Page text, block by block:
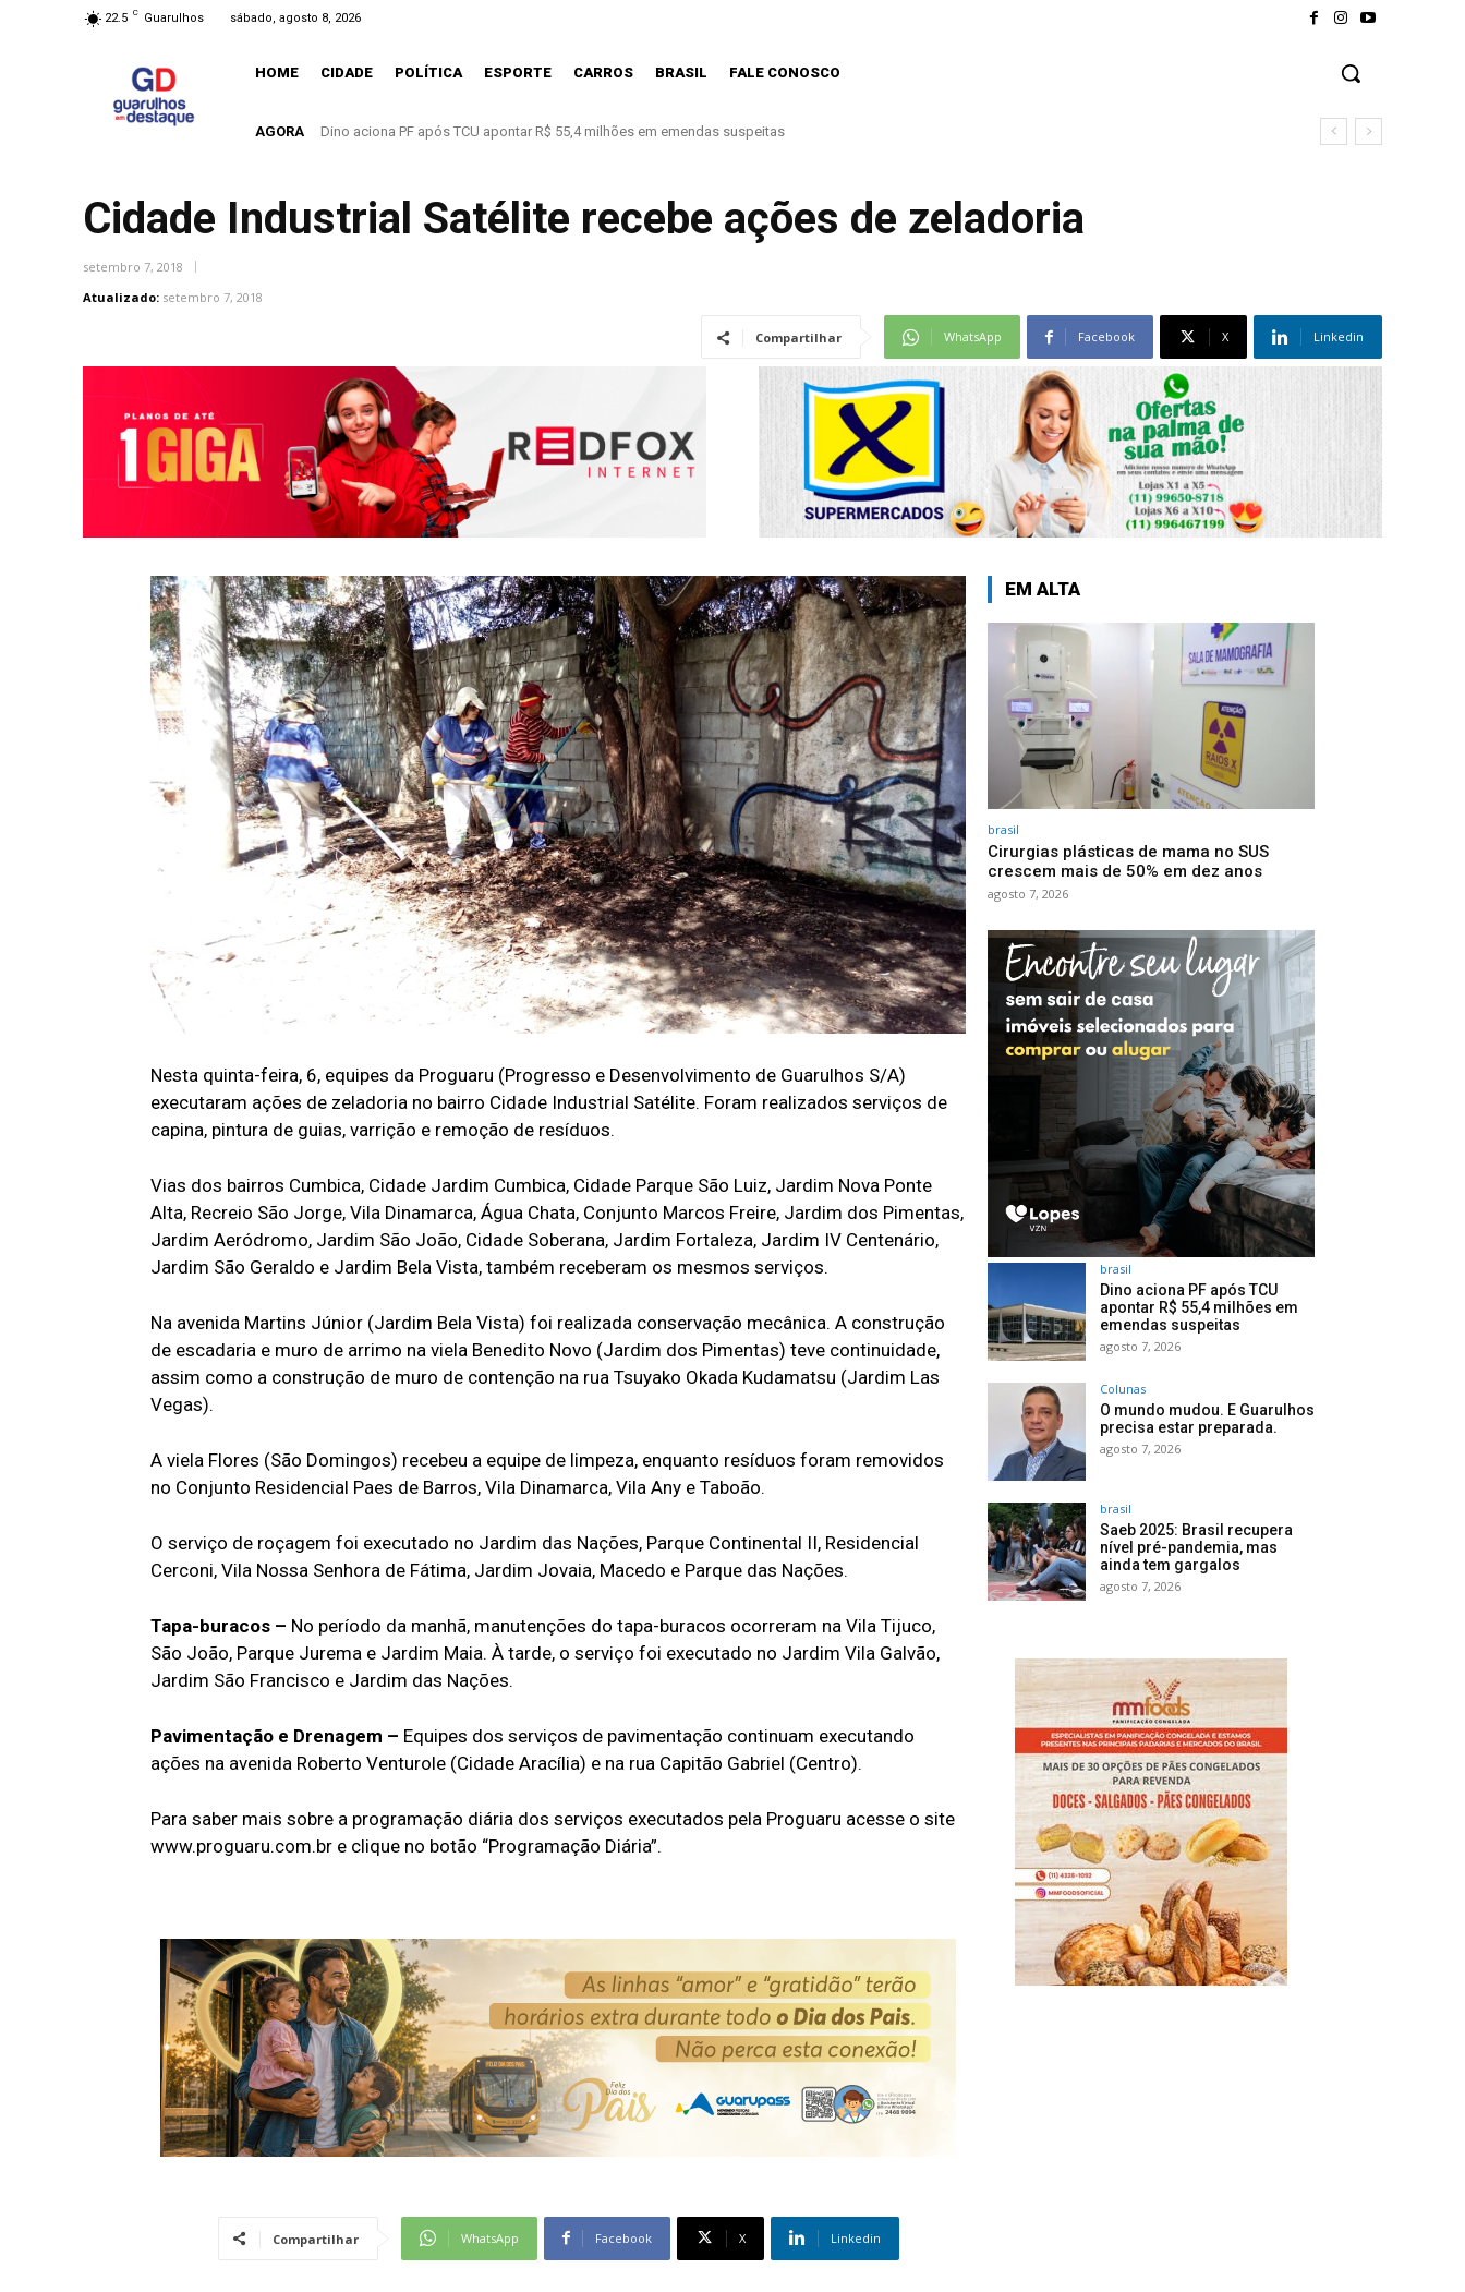
22.5 C Guarulhos sábado, agosto 8, 2026
HOME CIDADE POLÍTICA ESPORTE CARROS BRASIL FALE CONOSCO
AGORA O mundo mudou. E Guarulhos precisa estar preparada.
Cidade Industrial Satélite recebe ações de zeladoria
setembro 7, 2018
Atualizado: setembro 7, 2018
Compartilhar WhatsApp Facebook X Linkedin
Nesta quinta-feira, 6, equipes da Proguaru (Progresso e Desenvolvimento de Guarulhos S/A)
executaram ações de zeladoria no bairro Cidade Industrial Satélite. Foram realizados serviços de
capina, pintura de guias, varrição e remoção de resíduos.
Vias dos bairros Cumbica, Cidade Jardim Cumbica, Cidade Parque São Luiz, Jardim Nova Ponte
Alta, Recreio São Jorge, Vila Dinamarca, Água Chata, Conjunto Marcos Freire, Jardim dos Pimentas,
Jardim Aeródromo, Jardim São João, Cidade Soberana, Jardim Fortaleza, Jardim IV Centenário,
Jardim São Geraldo e Jardim Bela Vista, também receberam os mesmos serviços.
Na avenida Martins Júnior (Jardim Bela Vista) foi realizada conservação mecânica. A construção
de escadaria e muro de arrimo na viela Benedito Novo (Jardim dos Pimentas) teve continuidade,
assim como a construção de muro de contenção na rua Tsuyako Okada Kudamatsu (Jardim Las
Vegas).
A viela Flores (São Domingos) recebeu a equipe de limpeza, enquanto resíduos foram removidos
no Conjunto Residencial Paes de Barros, Vila Dinamarca, Vila Any e Taboão.
O serviço de roçagem foi executado no Jardim das Nações, Parque Continental II, Residencial
Cerconi, Vila Nossa Senhora de Fátima, Jardim Jovaia, Macedo e Parque das Nações.
Tapa-buracos – No período da manhã, manutenções do tapa-buracos ocorreram na Vila Tijuco,
São João, Parque Jurema e Jardim Maia. À tarde, o serviço foi executado no Jardim Vila Galvão,
Jardim São Francisco e Jardim das Nações.
Pavimentação e Drenagem – Equipes dos serviços de pavimentação continuam executando
ações na avenida Roberto Venturole (Cidade Aracília) e na rua Capitão Gabriel (Centro).
Para saber mais sobre a programação diária dos serviços executados pela Proguaru acesse o site
www.proguaru.com.br e clique no botão “Programação Diária”.
Compartilhar WhatsApp Facebook X Linkedin
EM ALTA
brasil
Cirurgias plásticas de mama no SUS
crescem mais de 50% em dez anos
agosto 7, 2026
brasil
Dino aciona PF após TCU
apontar R$ 55,4 milhões em
emendas suspeitas
agosto 7, 2026
Colunas
O mundo mudou. E Guarulhos
precisa estar preparada.
agosto 7, 2026
brasil
Saeb 2025: Brasil recupera
nível pré-pandemia, mas
ainda tem gargalos
agosto 7, 2026